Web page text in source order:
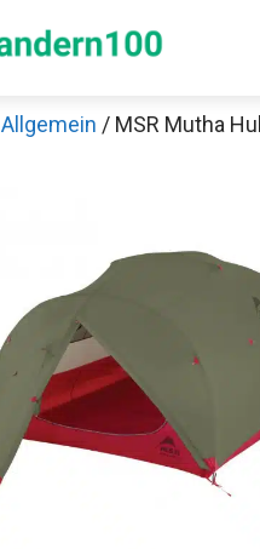
Allgemein / MSR Mutha